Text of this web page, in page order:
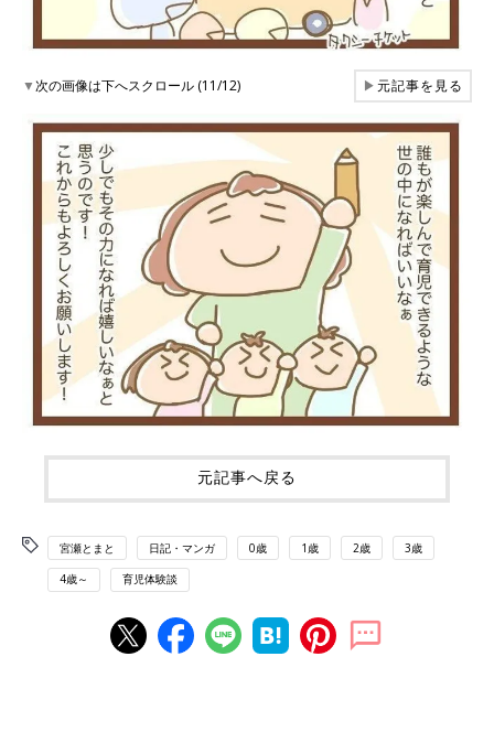
▼次の画像は下へスクロール (11/12) ▶元記事を見る
元記事へ戻る
宮瀬とまと 日記・マンガ 0歳 1歳 2歳 3歳
4歳～ 育児体験談